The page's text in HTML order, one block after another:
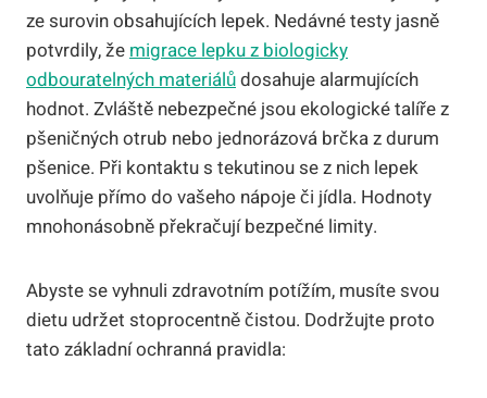
ze surovin obsahujících lepek. Nedávné testy jasně
potvrdily, že migrace lepku z biologicky
odbouratelných materiálůdosahuje alarmujících
hodnot. Zvláště nebezpečné jsou ekologické talíře z
pšeničných otrub nebo jednorázová brčka z durum
pšenice. Při kontaktu s tekutinou se z nich lepek
uvolňuje přímo do vašeho nápoje či jídla. Hodnoty
mnohonásobně překračují bezpečné limity.
Abyste se vyhnuli zdravotním potížím, musíte svou
dietu udržet stoprocentně čistou. Dodržujte proto
tato základní ochranná pravidla: